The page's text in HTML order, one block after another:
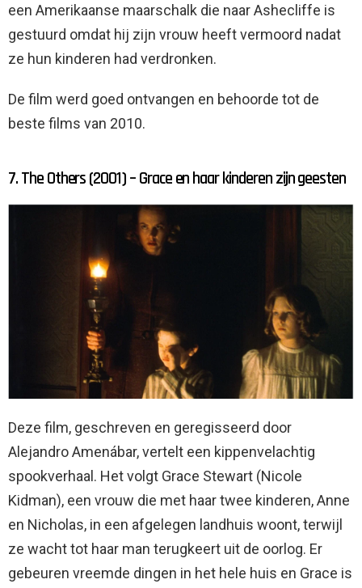
een Amerikaanse maarschalk die naar Ashecliffe is
gestuurd omdat hij zijn vrouw heeft vermoord nadat
ze hun kinderen had verdronken.
De film werd goed ontvangen en behoorde tot de
beste films van 2010.
7. The Others (2001) – Grace en haar kinderen zijn geesten
Deze film, geschreven en geregisseerd door
Alejandro Amenábar, vertelt een kippenvelachtig
spookverhaal. Het volgt Grace Stewart (Nicole
Kidman), een vrouw die met haar twee kinderen, Anne
en Nicholas, in een afgelegen landhuis woont, terwijl
ze wacht tot haar man terugkeert uit de oorlog. Er
gebeuren vreemde dingen in het hele huis en Grace is